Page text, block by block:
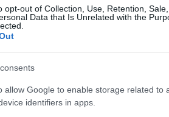
opt-out of Collection, Use, Retention,
Data that Is Unrelated with the
allow Google to enable storage related to
identifiers in apps.
d’origine, il desiderio di trovare
che in questo libro compaiono
alla propria morale
abbandonano, scompaiono come
segreti di famiglia che
in superficie con il sembiante